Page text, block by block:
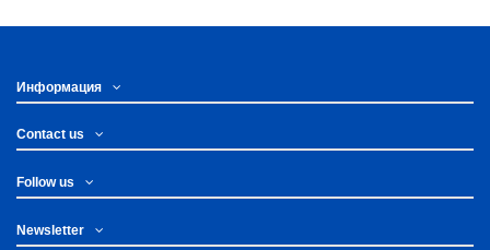
Информация
Contact us
Follow us
Newsletter